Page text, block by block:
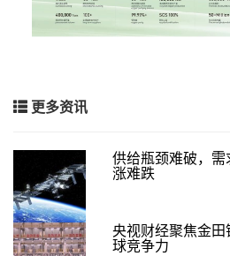
更多资讯
供给瓶颈难破，
涨难跌
央视财经聚焦金
球竞争力